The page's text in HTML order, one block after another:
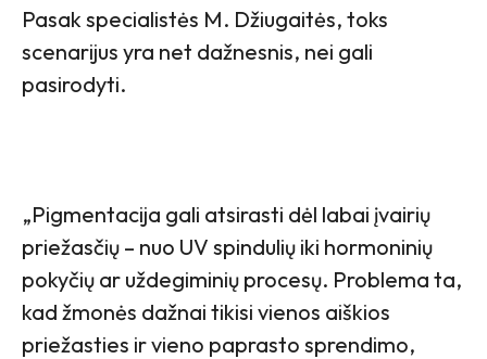
Pasak specialistės M. Džiugaitės, toks
scenarijus yra net dažnesnis, nei gali
pasirodyti.
„Pigmentacija gali atsirasti dėl labai įvairių
priežasčių – nuo UV spindulių iki hormoninių
pokyčių ar uždegiminių procesų. Problema ta,
kad žmonės dažnai tikisi vienos aiškios
priežasties ir vieno paprasto sprendimo,